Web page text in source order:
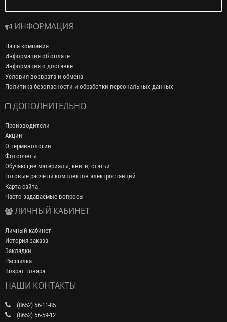
ИНФОРМАЦИЯ
Наша компания
Информация об оплате
Информация о доставке
Условия возврата и обмена
Политика безопасности и обработки персональных данных
ДОПОЛНИТЕЛЬНО
Производители
Акции
О терминологии
Фотоочеты
Обучающие материалы, книги, статьи
Готовые расчеты комплектов электростанций
Карта сайта
Часто задаваемые вопросы
ЛИЧНЫЙ КАБИНЕТ
Личный кабинет
История заказа
Закладки
Рассылка
Возрат товара
НАШИ КОНТАКТЫ
(8652) 56-11-85
(8652) 56-59-12